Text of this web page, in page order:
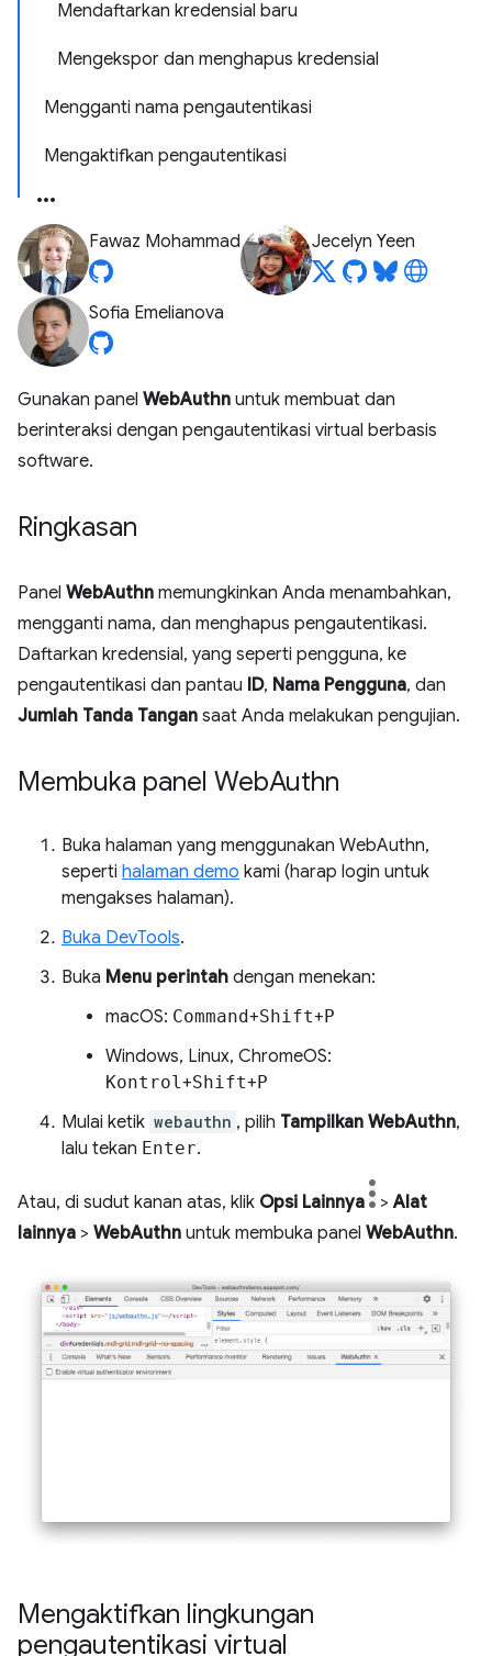
Mendaftarkan kredensial baru
Mengekspor dan menghapus kredensial
Mengganti nama pengautentikasi
Mengaktifkan pengautentikasi
Fawaz Mohammad Jecelyn Yeen
Sofia Emelianova
Gunakan panel WebAuthn untuk membuat dan
berinteraksi dengan pengautentikasi virtual berbasis
software.
Ringkasan
Panel WebAuthn memungkinkan Anda menambahkan,
mengganti nama, dan menghapus pengautentikasi.
Daftarkan kredensial, yang seperti pengguna, ke
pengautentikasi dan pantau ID, Nama Pengguna, dan
Jumlah Tanda Tangan saat Anda melakukan pengujian.
Membuka panel WebAuthn
Buka halaman yang menggunakan WebAuthn,
seperti halaman demo kami (harap login untuk
mengakses halaman).
Buka DevTools.
Buka Menu perintah dengan menekan:
macOS: Command+Shift+P
Windows, Linux, ChromeOS:
Kontrol+Shift+P
Mulai ketik webauthn , pilih Tampilkan WebAuthn,
lalu tekan Enter.
Atau, di sudut kanan atas, klik Opsi Lainnya >Alat
lainnya > WebAuthn untuk membuka panel WebAuthn.
Mengaktifkan lingkungan
pengautentikasi virtual